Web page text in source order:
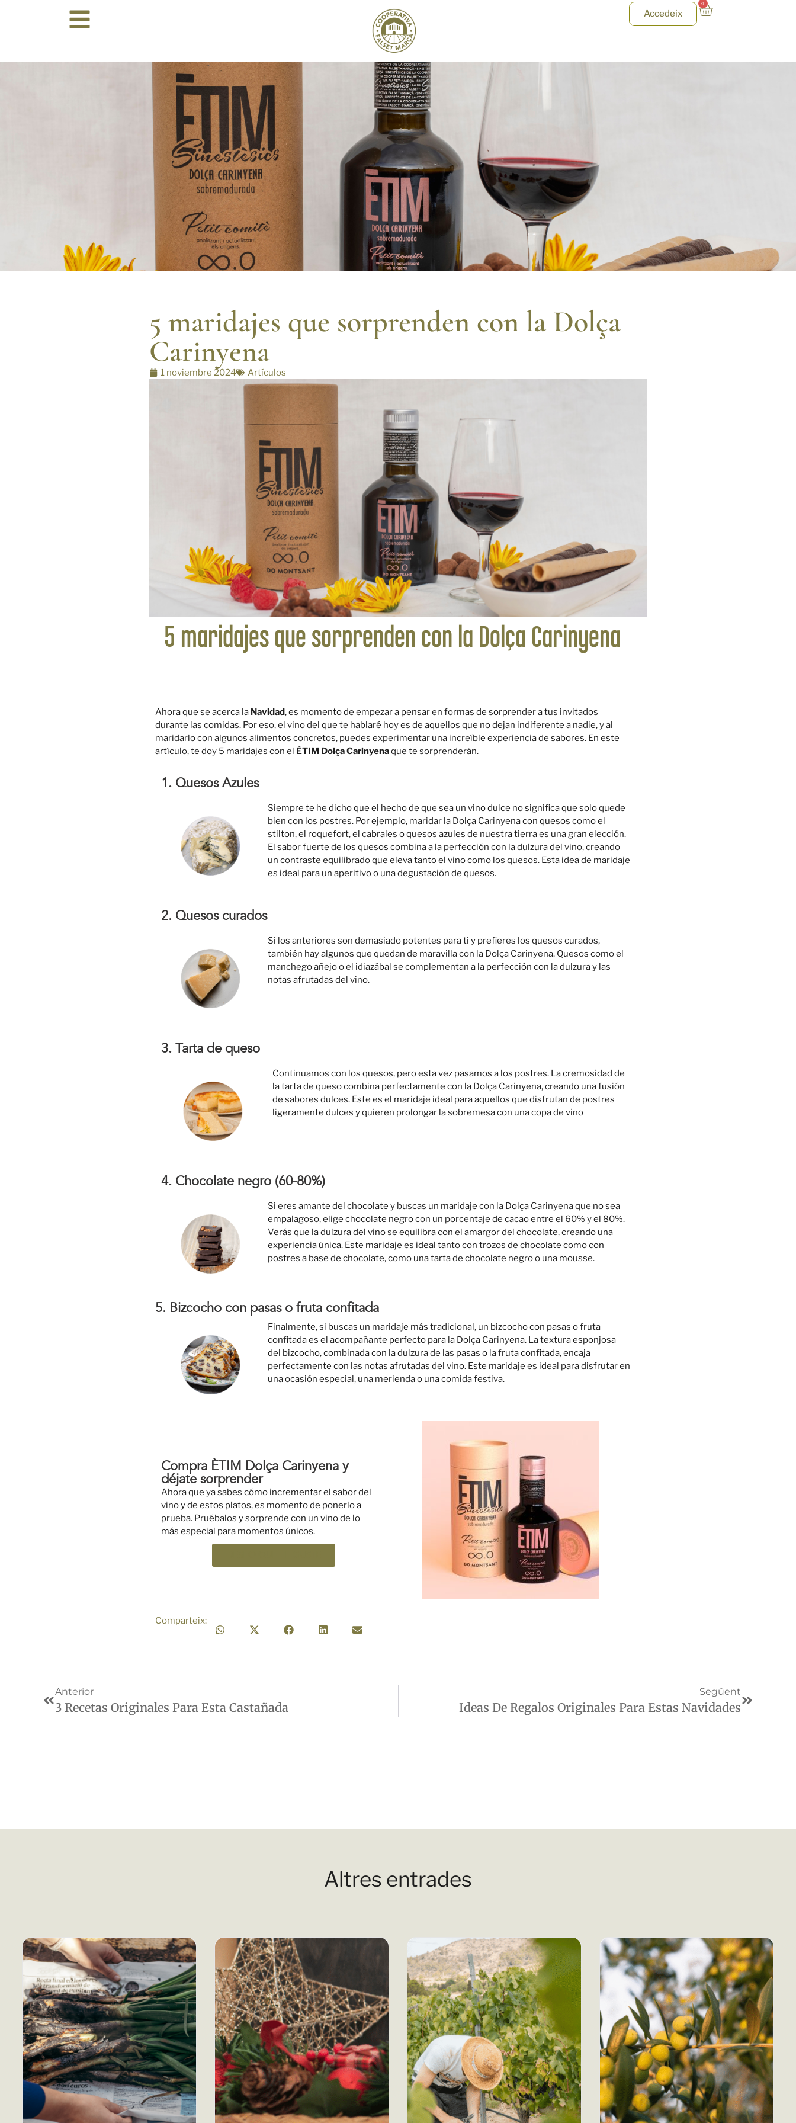
Accedeix
0
5 maridajes que sorprenden con la Dolça
Carinyena
1 noviembre 2024 Artículos
5 maridajes que sorprenden con la Dolça Carinyena
Ahora que se acerca la Navidad, es momento de empezar a pensar en formas de sorprender a tus invitados
durante las comidas. Por eso, el vino del que te hablaré hoy es de aquellos que no dejan indiferente a nadie, y al
maridarlo con algunos alimentos concretos, puedes experimentar una increíble experiencia de sabores. En este
artículo, te doy 5 maridajes con el ÈTIM Dolça Carinyenaque te sorprenderán.
1. Quesos Azules
Siempre te he dicho que el hecho de que sea un vino dulce no significa que solo quede
bien con los postres. Por ejemplo, maridar la Dolça Carinyena con quesos como el
stilton, el roquefort, el cabrales o quesos azules de nuestra tierra es una gran elección.
El sabor fuerte de los quesos combina a la perfección con la dulzura del vino, creando
un contraste equilibrado que eleva tanto el vino como los quesos. Esta idea de maridaje
es ideal para un aperitivo o una degustación de quesos.
2. Quesos curados
Si los anteriores son demasiado potentes para ti y prefieres los quesos curados,
también hay algunos que quedan de maravilla con la Dolça Carinyena. Quesos como el
manchego añejo o el idiazábal se complementan a la perfección con la dulzura y las
notas afrutadas del vino.
3. Tarta de queso
Continuamos con los quesos, pero esta vez pasamos a los postres. La cremosidad de
la tarta de queso combina perfectamente con la Dolça Carinyena, creando una fusión
de sabores dulces. Este es el maridaje ideal para aquellos que disfrutan de postres
ligeramente dulces y quieren prolongar la sobremesa con una copa de vino
4. Chocolate negro (60-80%)
Si eres amante del chocolate y buscas un maridaje con la Dolça Carinyena que no sea
empalagoso, elige chocolate negro con un porcentaje de cacao entre el 60% y el 80%.
Verás que la dulzura del vino se equilibra con el amargor del chocolate, creando una
experiencia única. Este maridaje es ideal tanto con trozos de chocolate como con
postres a base de chocolate, como una tarta de chocolate negro o una mousse.
5. Bizcocho con pasas o fruta confitada
Finalmente, si buscas un maridaje más tradicional, un bizcocho con pasas o fruta
confitada es el acompañante perfecto para la Dolça Carinyena. La textura esponjosa
del bizcocho, combinada con la dulzura de las pasas o la fruta confitada, encaja
perfectamente con las notas afrutadas del vino. Este maridaje es ideal para disfrutar en
una ocasión especial, una merienda o una comida festiva.
Compra ÈTIM Dolça Carinyena y
déjate sorprender
Ahora que ya sabes cómo incrementar el sabor del
vino y de estos platos, es momento de ponerlo a
prueba. Pruébalos y sorprende con un vino de lo
más especial para momentos únicos.
Comparteix:
Anterior
3 Recetas Originales Para Esta Castañada
Següent
Ideas De Regalos Originales Para Estas Navidades
Altres entrades